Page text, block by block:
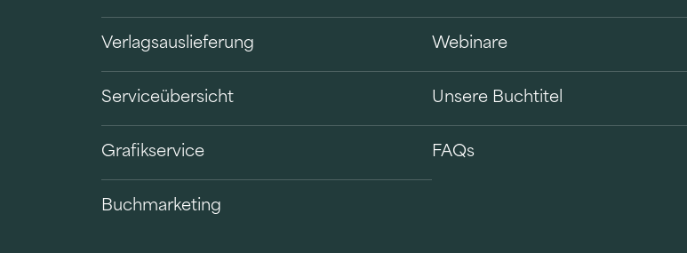
Verlagsauslieferung
Serviceübersicht
Grafikservice
Buchmarketing
Webinare
Unsere Buchtitel
FAQs